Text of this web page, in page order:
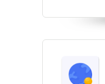
性，还是深
面的解决方